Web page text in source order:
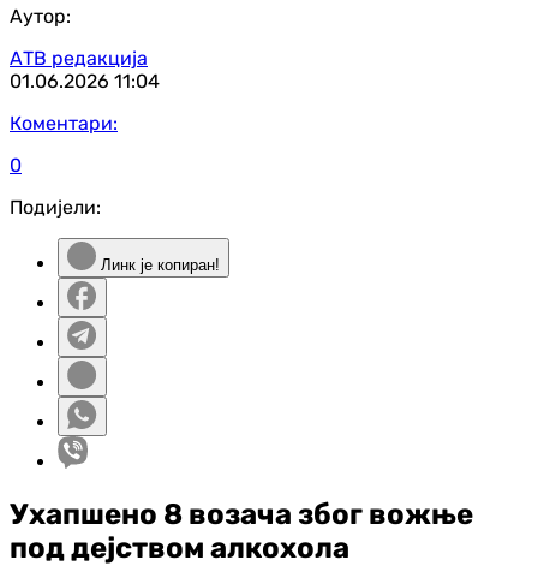
Аутор:
АТВ редакција
01.06.2026 11:04
Коментари:
0
Подијели:
Линк је копиран!
Ухапшено 8 возача због вожње
под дејством алкохола